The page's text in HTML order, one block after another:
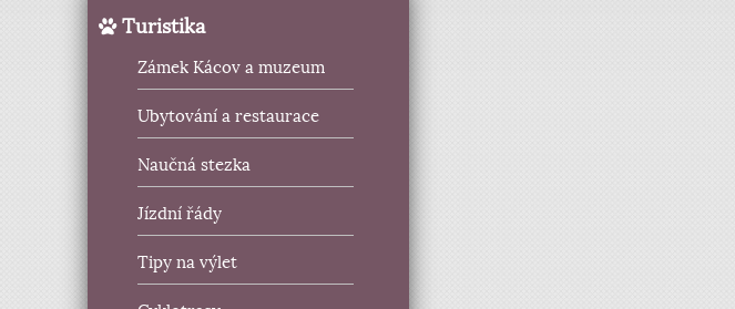
Turistika
Zámek Kácov a muzeum
Ubytování a restaurace
Naučná stezka
Jízdní řády
Tipy na výlet